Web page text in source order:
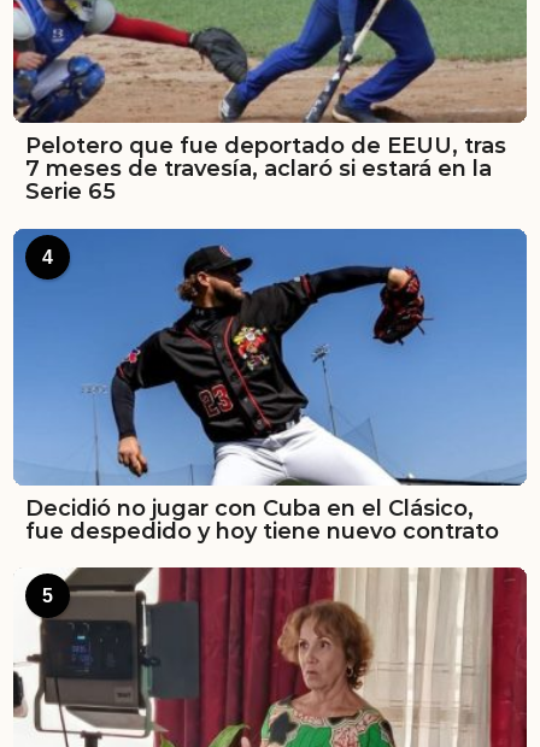
Pelotero que fue deportado de EEUU, tras
7 meses de travesía, aclaró si estará en la
Serie 65
4
Decidió no jugar con Cuba en el Clásico,
fue despedido y hoy tiene nuevo contrato
5